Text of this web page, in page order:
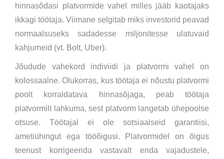
hinnasõdasi platvormide vahel milles jääb kaotajaks
ikkagi töötaja. Viimane selgitab miks investorid peavad
normaalsuseks sadadesse miljonitesse ulatuvaid
kahjumeid (vt. Bolt, Uber).
Jõudude vahekord indiviidi ja platvormi vahel on
kolossaalne. Olukorras, kus töötaja ei nõustu platvormi
poolt korraldatava hinnasõjaga, peab töötaja
platvormilt lahkuma, sest platvorm langetab ühepoolse
otsuse. Töötajal ei ole sotsiaalseid garantiisi,
ametiühingut ega tööõigusi. Platvormidel on õigus
teenust korrigeerida vastavalt enda vajadustele,